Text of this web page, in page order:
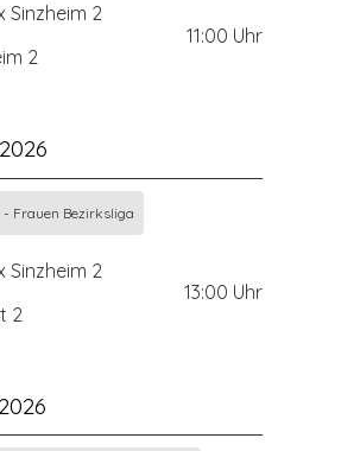
Sinzheim 2
2
11:00 Uhr
Frauen Bezirksliga
Sinzheim 2
2
13:00 Uhr